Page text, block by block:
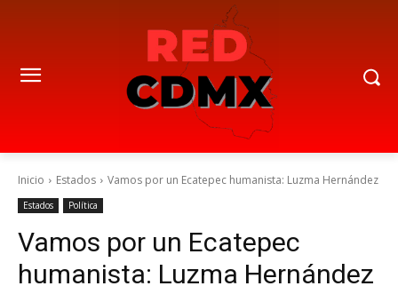
Inicio Estados Vamos por un Ecatepec humanista: Luzma Hernández
Estados Política
Vamos por un Ecatepec
humanista: Luzma Hernández